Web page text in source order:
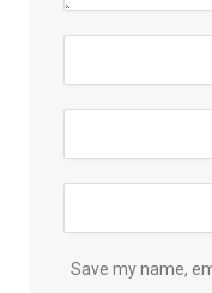
Save my name,